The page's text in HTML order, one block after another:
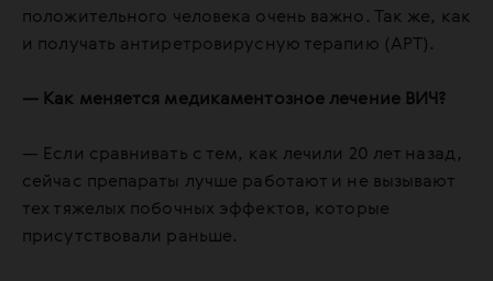
положительного человека очень важно. Так же, как
и получать антиретровирусную терапию (АРТ).
— Как меняется медикаментозное лечение ВИЧ?
— Если сравнивать с тем, как лечили 20 лет назад,
сейчас препараты лучше работают и не вызывают
тех тяжелых побочных эффектов, которые
присутствовали раньше.